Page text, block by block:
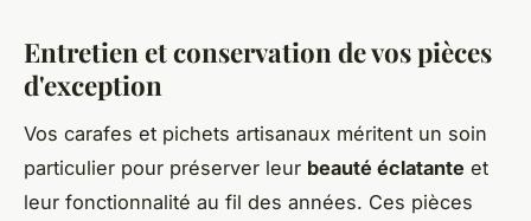
Entretien et conservation de vos pièces
d'exception
Vos carafes et pichets artisanaux méritent un soin
particulier pour préserver leur beauté éclatante et
leur fonctionnalité au fil des années. Ces pièces